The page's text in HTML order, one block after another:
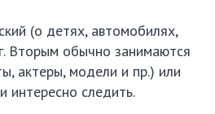
(о детях, автомобилях,
Вторым обычно занимаются
актеры, модели и пр.) или
интересно следить.